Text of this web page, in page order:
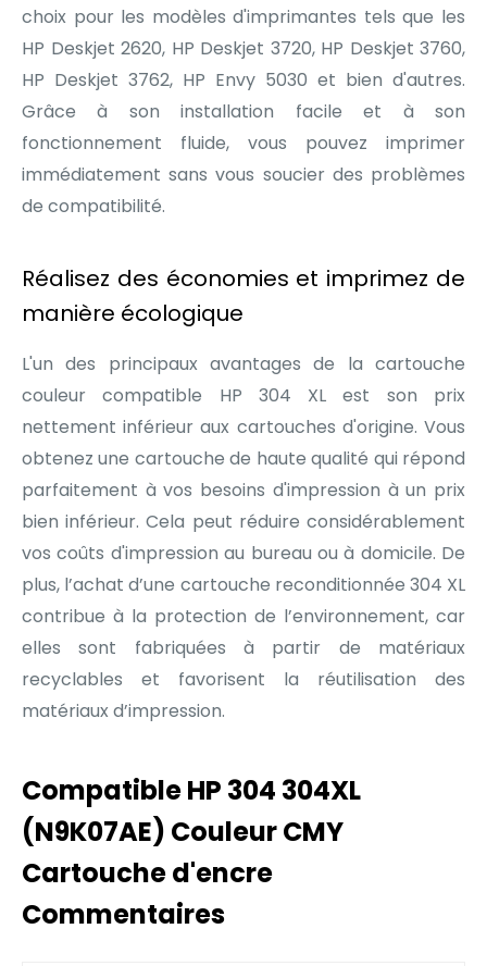
choix pour les modèles d'imprimantes tels que les
HP Deskjet 2620, HP Deskjet 3720, HP Deskjet 3760,
HP Deskjet 3762, HP Envy 5030 et bien d'autres.
Grâce à son installation facile et à son
fonctionnement fluide, vous pouvez imprimer
immédiatement sans vous soucier des problèmes
de compatibilité.
Réalisez des économies et imprimez de
manière écologique
L'un des principaux avantages de la cartouche
couleur compatible HP 304 XL est son prix
nettement inférieur aux cartouches d'origine. Vous
obtenez une cartouche de haute qualité qui répond
parfaitement à vos besoins d'impression à un prix
bien inférieur. Cela peut réduire considérablement
vos coûts d'impression au bureau ou à domicile. De
plus, l’achat d’une cartouche reconditionnée 304 XL
contribue à la protection de l’environnement, car
elles sont fabriquées à partir de matériaux
recyclables et favorisent la réutilisation des
matériaux d’impression.
Compatible HP 304 304XL
(N9K07AE) Couleur CMY
Cartouche d'encre
Commentaires